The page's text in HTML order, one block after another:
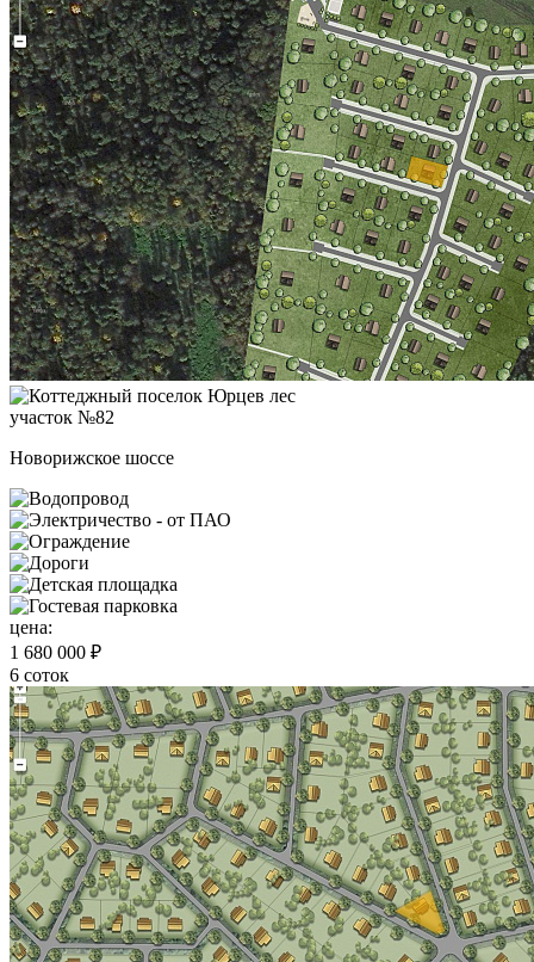
участок №82
Новорижское шоссе
цена:
1 680 000 ₽
6 соток